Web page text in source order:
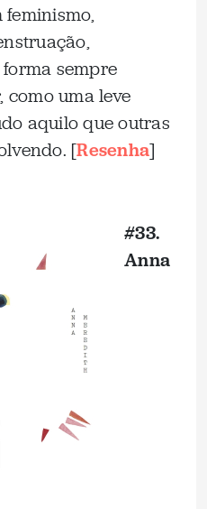
feminismo,
sempre
uma leve
aquilo que outras
[Resenha]
#33.
Anna